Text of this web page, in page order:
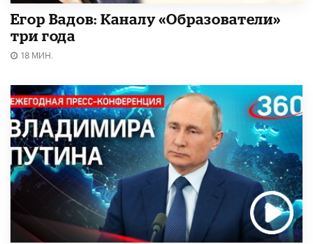
Егор Вадов: Каналу «Образователи»
три года
18 МИН.